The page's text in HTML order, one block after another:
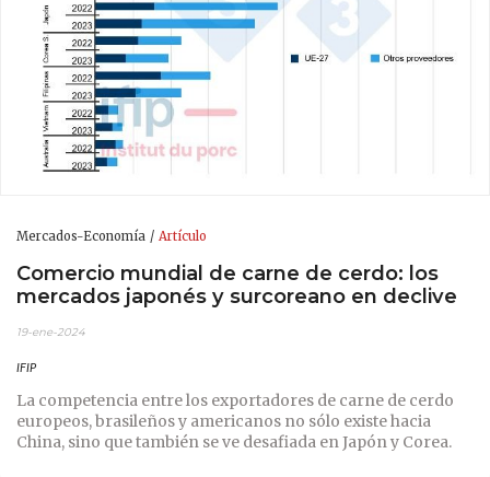
Mercados-Economía Artículo
Comercio mundial de carne de cerdo: los
mercados japonés y surcoreano en declive
19-ene-2024
IFIP
La competencia entre los exportadores de carne de cerdo
europeos, brasileños y americanos no sólo existe hacia
China, sino que también se ve desafiada en Japón y Corea.